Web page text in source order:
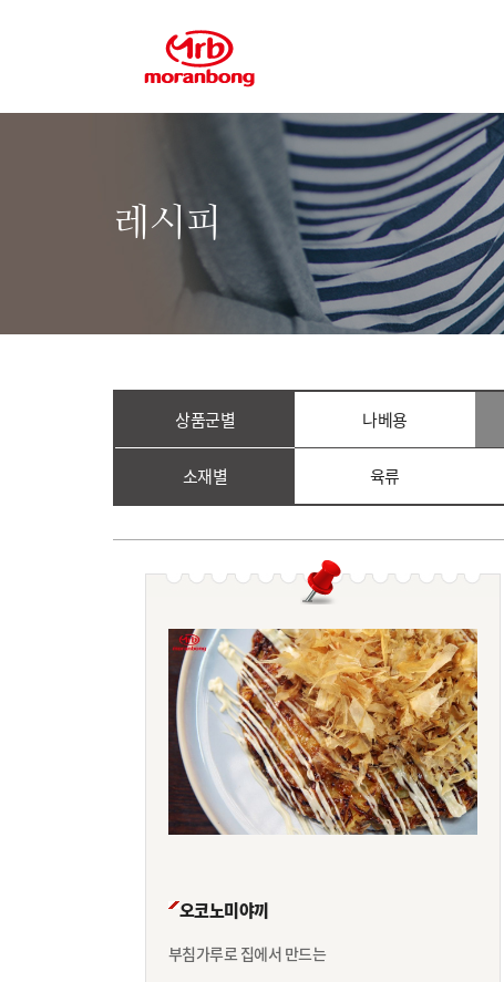
레시피
상품군별 나베용
소재별 육류
오코노미야끼
부침가루로 집에서 만드는